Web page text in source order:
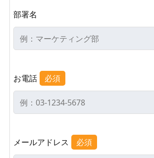
部署名
お電話 必須
メールアドレス 必須